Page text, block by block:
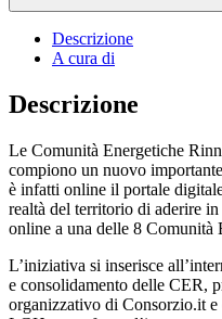
Descrizione
A cura di
Descrizione
Le Comunità Energetiche
compiono un nuovo
è infatti online il portale
realtà del territorio di aderire
online a una delle 8 Comunità
L’iniziativa si inserisce
e consolidamento delle CER,
organizzativo di Consorzio.it